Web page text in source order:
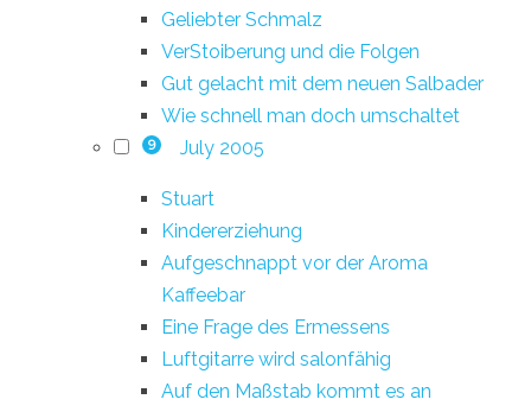
Geliebter Schmalz
VerStoiberung und die Folgen
Gut gelacht mit dem neuen Salbader
Wie schnell man doch umschaltet
9 July 2005
Stuart
Kindererziehung
Aufgeschnappt vor der Aroma
Kaffeebar
Eine Frage des Ermessens
Luftgitarre wird salonfähig
Auf den Maßstab kommt es an